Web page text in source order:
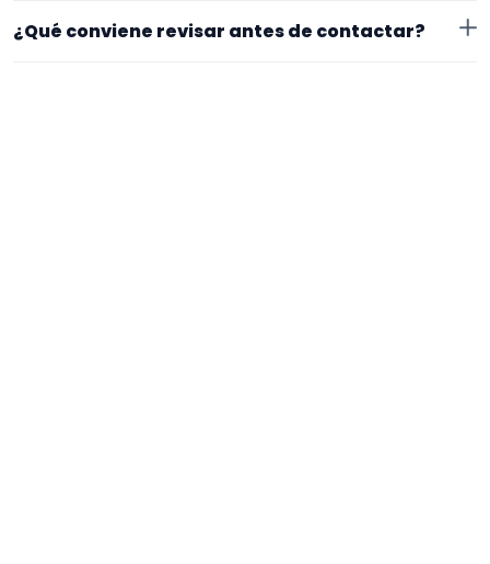
cerrar nada.
contexto. Para afinar mejor, revisa especialidad
¿Qué conviene revisar antes de contactar?